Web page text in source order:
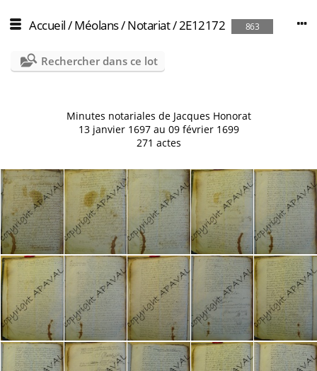
Accueil/Méolans/Notariat/2E12172 863
Rechercher dans ce lot
Minutes notariales de Jacques Honorat
13 janvier 1697 au 09 février 1699
271 actes